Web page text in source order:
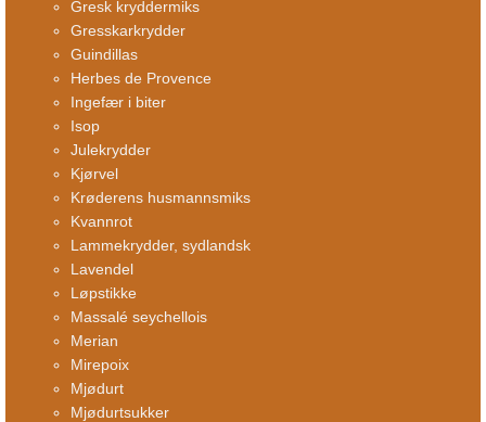
Gresk kryddermiks
Gresskarkrydder
Guindillas
Herbes de Provence
Ingefær i biter
Isop
Julekrydder
Kjørvel
Krøderens husmannsmiks
Kvannrot
Lammekrydder, sydlandsk
Lavendel
Løpstikke
Massalé seychellois
Merian
Mirepoix
Mjødurt
Mjødurtsukker